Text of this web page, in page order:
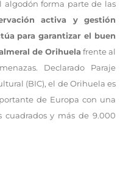
algodón forma parte de las
activa y gestión
para garantizar el buen
de Orihuela frente al
Declarado Paraje
(BIC), el de Orihuela es
de Europa con una
y más de 9.000